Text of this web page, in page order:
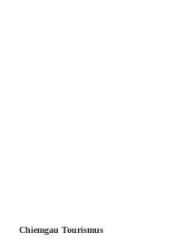
Chiemgau Tourismus